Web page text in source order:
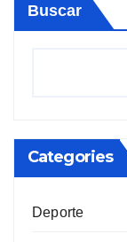
Buscar
Categories
Deporte